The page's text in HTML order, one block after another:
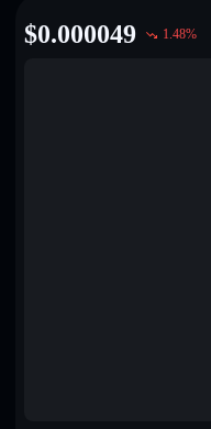
$0.000049 1.48%